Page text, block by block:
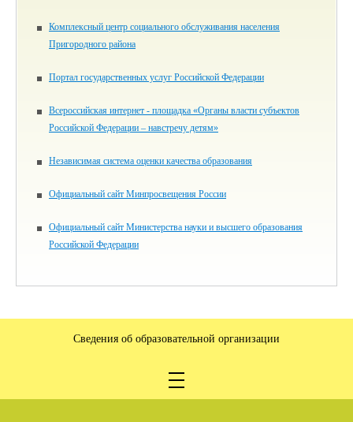
Комплексный центр социального обслуживания населения
Пригородного района
Портал государственных услуг Российской Федерации
Всероссийская интернет - площадка «Органы власти субъектов
Российской Федерации – навстречу детям»
Независимая система оценки качества образования
Официальный сайт Минпросвещения России
Официальный сайт Министерства науки и высшего образования
Российской Федерации
Сведения об образовательной организации